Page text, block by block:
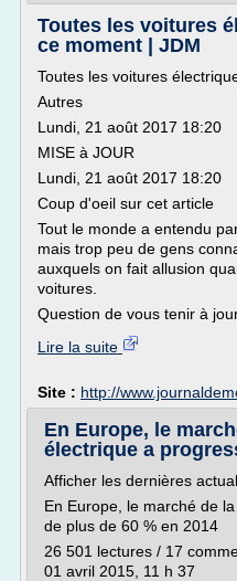
Toutes les voitures
ce moment | JDM
Toutes les voitures
Autres
Lundi, 21 août 2017 18:20
MISE à JOUR
Lundi, 21 août 2017 18:20
Coup d'oeil sur cet article
Tout le monde a entendu
mais trop peu de gens
auxquels on fait allusion
voitures.
Question de vous tenir à
Lire la suite
Site : http://
En Europe, le
électrique a
Afficher les dernières
En Europe, le marché de
de plus de 60 % en 2014
26 501 lectures / 17
01 avril 2015, 11 h 37